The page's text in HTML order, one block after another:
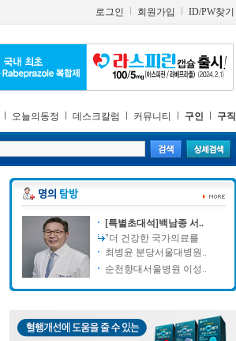
로그인 회원가입 ID/PW찾기
오늘의동정 데스크칼럼 커뮤니티 구인 구직
[특별초대석]백남종 서..
"더 건강한 국가의료를
최병윤 분당서울대병원..
순천향대서울병원 이성..